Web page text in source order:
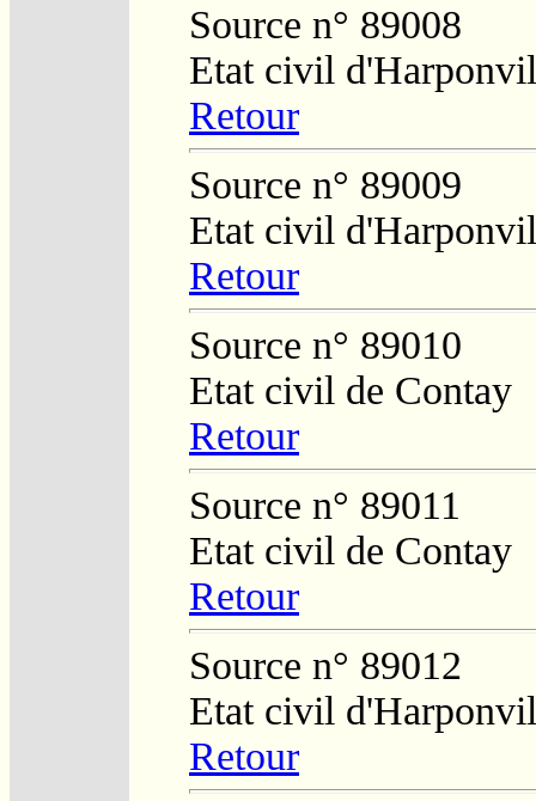
Source n° 89008
Etat civil
Retour
Source n° 89009
Etat civil
Retour
Source n° 89010
Etat civil de Contay
Retour
Source n° 89011
Etat civil de Contay
Retour
Source n° 89012
Etat civil
Retour